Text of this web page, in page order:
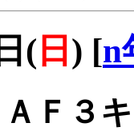
( 日 ) [n
ＡＦ３